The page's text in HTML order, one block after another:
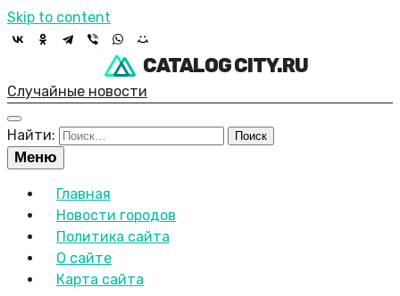
Skip to content
CATALOG CITY.RU
Случайные новости
Найти:
Меню
Главная
Новости городов
Политика сайта
О сайте
Карта сайта